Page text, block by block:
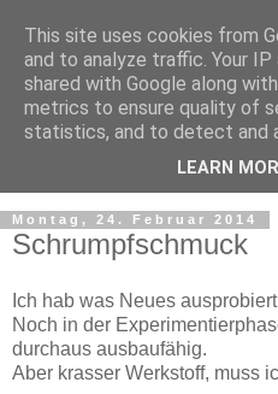
Montag, 24. Februar 2014
Schrumpfschmuck
Ich hab was Neues
Noch in der
durchaus ausbaufähig.
Aber krasser Werkstoff, muss
This site uses cookies from
and to analyze traffic. Your
shared with Google along
metrics to ensure quality of
statistics, and to detect and
LEARN